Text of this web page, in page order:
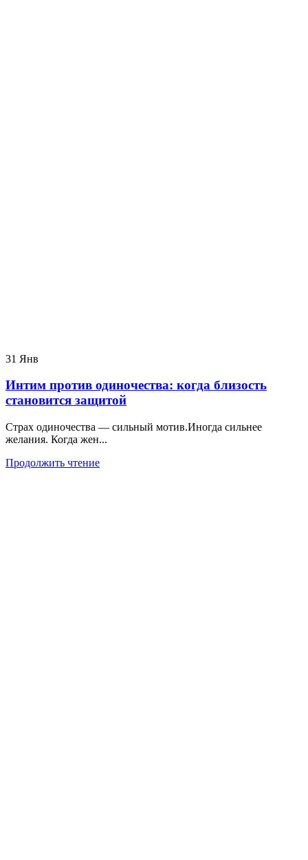
31 Янв
Интим против одиночества: когда близость
становится защитой
Страх одиночества — сильный мотив.Иногда сильнее
желания. Когда жен...
Продолжить чтение